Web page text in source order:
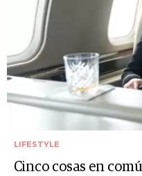
LIFESTYLE
Cinco cosas en